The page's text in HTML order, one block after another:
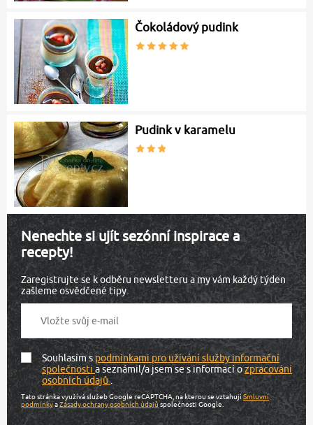
Čokoládový pudink
Pudink v karamelu
Nenechte si ujít sezónní inspirace a
recepty!
Zaregistrujte se k odběru newsletteru a my vám každý týden
zašleme osvědčené tipy.
Souhlasím spodmínkami pro užívání služby informační
společnostia seznámil/a jsem se s informací ozpracování
osobních údajů.
Tato stránka využívá služeb Google reCAPTCHA, na kterou se vztahujíSmluvní
podmínkyaZásady ochrany osobních údajů společnosti Google.